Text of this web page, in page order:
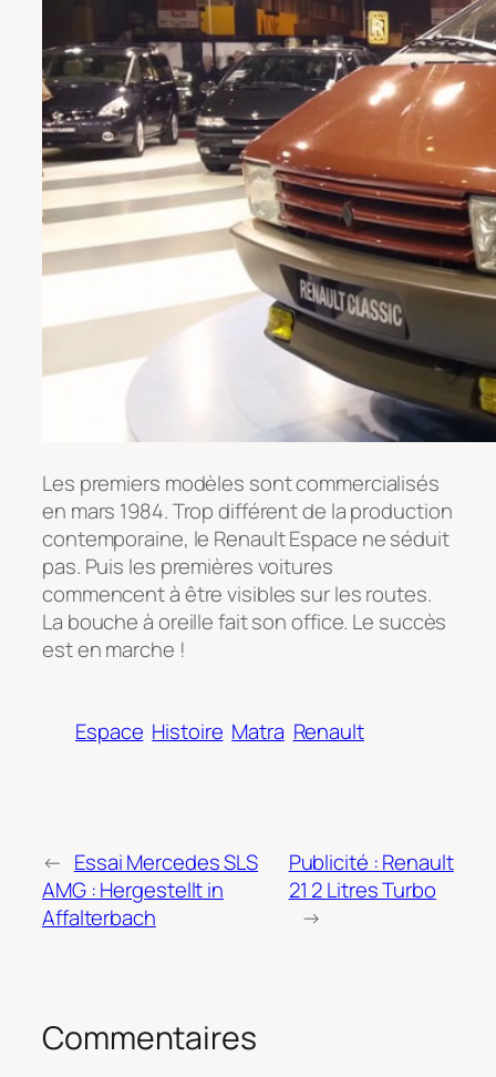
Les premiers modèles sont commercialisés
en mars 1984. Trop différent de la production
contemporaine, le Renault Espace ne séduit
pas. Puis les premières voitures
commencent à être visibles sur les routes.
La bouche à oreille fait son office. Le succès
est en marche !
Espace Histoire Matra Renault
← Essai Mercedes SLS
AMG : Hergestellt in
Affalterbach
Publicité : Renault
21 2 Litres Turbo
→
Commentaires